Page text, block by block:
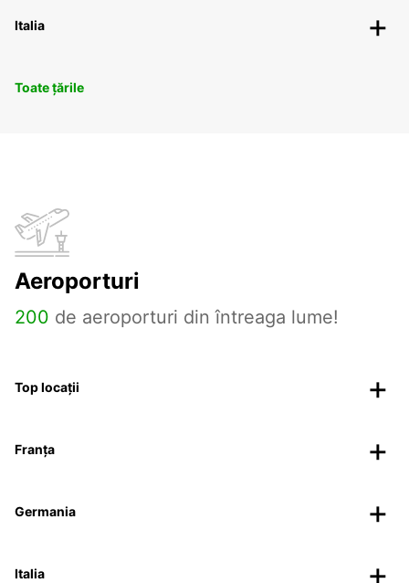
Italia
Toate țările
Aeroporturi
200 de aeroporturi din întreaga lume!
Top locații
Franța
Germania
Italia